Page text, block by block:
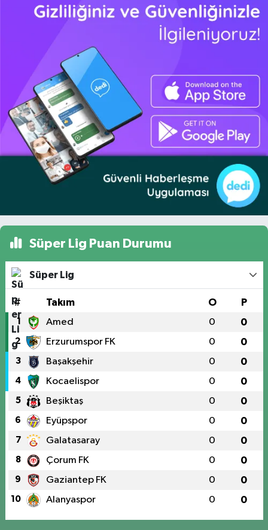
Süper Lig Puan Durumu
Süper Lig
# Takım O P
1 Amed 0 0
2 Erzurumspor FK 0 0
3 Başakşehir 0 0
4 Kocaelispor 0 0
5 Beşiktaş 0 0
6 Eyüpspor 0 0
7 Galatasaray 0 0
8 Çorum FK 0 0
9 Gaziantep FK 0 0
10 Alanyaspor 0 0